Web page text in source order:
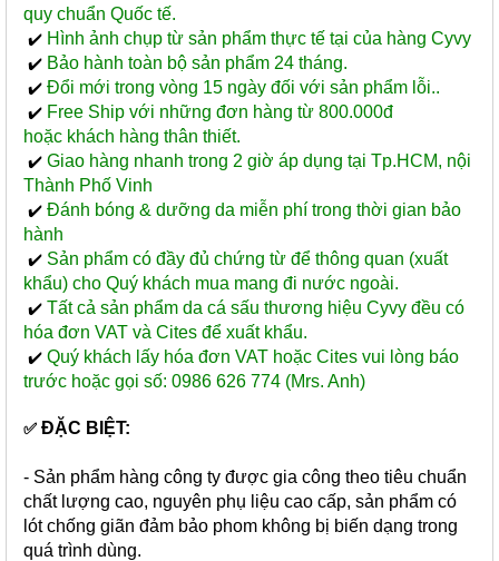
quy chuẩn Quốc tế.
✔️ Hình ảnh chụp từ sản phẩm thực tế tại của hàng Cyvy
✔️ Bảo hành toàn bộ sản phẩm 24 tháng.
✔️ Đổi mới trong vòng 15 ngày đối với sản phẩm lỗi..
✔️ Free Ship với những đơn hàng từ 800.000đ
hoặc khách hàng thân thiết.
✔️ Giao hàng nhanh trong 2 giờ áp dụng tại Tp.HCM, nội
Thành Phố Vinh
✔️ Đánh bóng & dưỡng da miễn phí trong thời gian bảo
hành
✔️ Sản phẩm có đầy đủ chứng từ để thông quan (xuất
khẩu) cho Quý khách mua mang đi nước ngoài.
✔️ Tất cả sản phẩm da cá sấu thương hiệu Cyvy đều có
hóa đơn VAT và Cites để xuất khẩu.
✔️ Quý khách lấy hóa đơn VAT hoặc Cites vui lòng báo
trước hoặc gọi số: 0986 626 774 (Mrs. Anh)
✅ ĐẶC BIỆT:
- Sản phẩm hàng công ty được gia công theo tiêu chuẩn
chất lượng cao, nguyên phụ liệu cao cấp, sản phẩm có
lót chống giãn đảm bảo phom không bị biến dạng trong
quá trình dùng.